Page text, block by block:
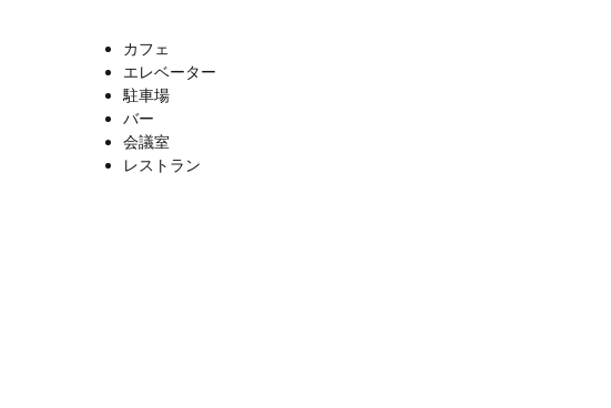
カフェ
エレベーター
駐車場
バー
会議室
レストラン